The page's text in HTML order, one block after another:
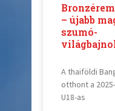
– újabb
szumó-
A thaiföldi
otthont a
U18-as